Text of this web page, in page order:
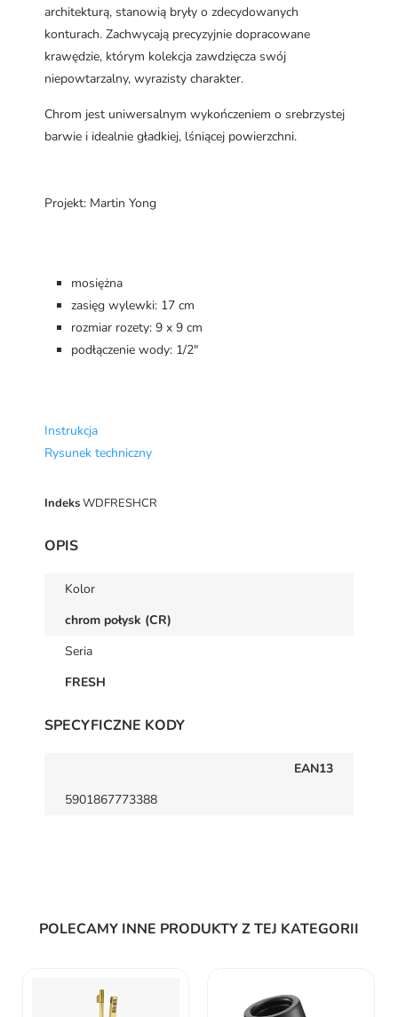
architekturą, stanowią bryły o zdecydowanych
konturach. Zachwycają precyzyjnie dopracowane
krawędzie, którym kolekcja zawdzięcza swój
niepowtarzalny, wyrazisty charakter.
Chrom jest uniwersalnym wykończeniem o srebrzystej
barwie i idealnie gładkiej, lśniącej powierzchni.
Projekt: Martin Yong
mosiężna
zasięg wylewki: 17 cm
rozmiar rozety: 9 x 9 cm
podłączenie wody: 1/2"
Instrukcja
Rysunek techniczny
IndeksWDFRESHCR
OPIS
Kolor
chrom połysk (CR)
Seria
FRESH
SPECYFICZNE KODY
EAN13
5901867773388
POLECAMY INNE PRODUKTY Z TEJ KATEGORII